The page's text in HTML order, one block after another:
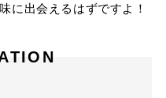
に出会えるはずですよ！